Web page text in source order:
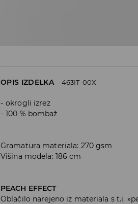
OPIS IZDELKA 463IT-00X
okrogli izrez
100 % bombaž
Gramatura materiala: 270 gsm
Višina modela: 186 cm
PEACH EFFECT
Oblačilo narejeno iz materiala s t.i.